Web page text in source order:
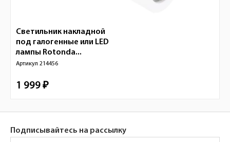
Светильник накладной
под галогенные или LED
лампы Rotonda...
Артикул 214456
1 999 ₽
Подписывайтесь на рассылку